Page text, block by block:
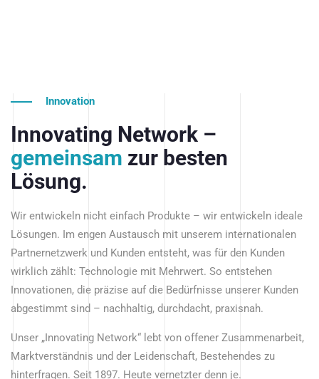
Innovation
Innovating Network –
gemeinsam zur besten
Lösung.
Wir entwickeln nicht einfach Produkte – wir entwickeln ideale
Lösungen. Im engen Austausch mit unserem internationalen
Partnernetzwerk und Kunden entsteht, was für den Kunden
wirklich zählt: Technologie mit Mehrwert. So entstehen
Innovationen, die präzise auf die Bedürfnisse unserer Kunden
abgestimmt sind – nachhaltig, durchdacht, praxisnah.
Unser „Innovating Network“ lebt von offener Zusammenarbeit,
Marktverständnis und der Leidenschaft, Bestehendes zu
hinterfragen. Seit 1897. Heute vernetzter denn je.